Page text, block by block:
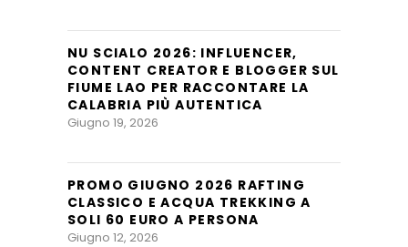
NU SCIALO 2026: INFLUENCER,
CONTENT CREATOR E BLOGGER SUL
FIUME LAO PER RACCONTARE LA
CALABRIA PIÙ AUTENTICA
Giugno 19, 2026
PROMO GIUGNO 2026 RAFTING
CLASSICO E ACQUA TREKKING A
SOLI 60 EURO A PERSONA
Giugno 12, 2026